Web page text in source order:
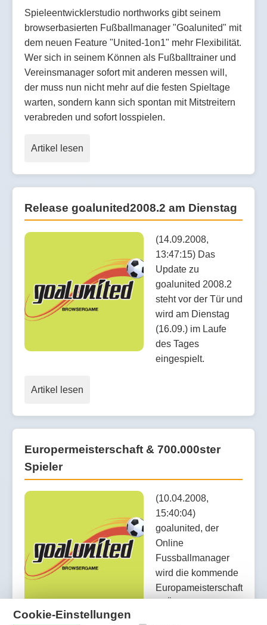
Spieleentwicklerstudio northworks gibt seinem
browserbasierten Fußballmanager "Goalunited" mit
dem neuen Feature "United-1on1" mehr Flexibilität.
Wer sich in seinem Können als Fußballtrainer und
Vereinsmanager sofort mit anderen messen will,
der muss nun nicht mehr auf die festen Spieltage
warten, sondern kann sich spontan mit Mitstreitern
verabreden und sofort losspielen.
Artikel lesen
Release goalunited2008.2 am Dienstag
(14.09.2008,
13:47:15) Das
Update zu
goalunited 2008.2
steht vor der Tür und
wird am Dienstag
(16.09.) im Laufe
des Tages
eingespielt.
Artikel lesen
Europermeisterschaft & 700.000ster
Spieler
(10.04.2008,
15:40:04)
goalunited, der
Online
Fussballmanager
wird die kommende
Europameisterschaft
Cookie-Einstellungen